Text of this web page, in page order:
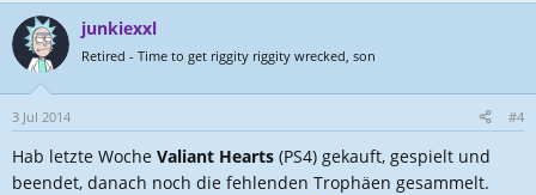
junkiexxl
Retired - Time to get riggity riggity wrecked, son
3 Jul 2014 #4
Hab letzte Woche Valiant Hearts (PS4) gekauft, gespielt und
beendet, danach noch die fehlenden Trophäen gesammelt.